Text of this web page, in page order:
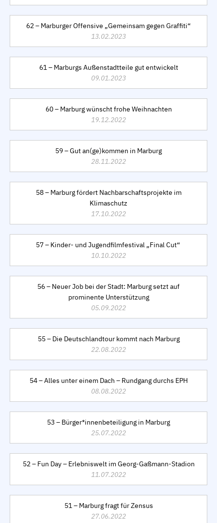
62 – Marburger Offensive „Gemeinsam gegen Graffiti“
13.02.2023
61 – Marburgs Außenstadtteile gut entwickelt
09.01.2023
60 – Marburg wünscht frohe Weihnachten
19.12.2022
59 – Gut an(ge)kommen in Marburg
28.11.2022
58 – Marburg fördert Nachbarschaftsprojekte im
Klimaschutz
17.10.2022
57 – Kinder- und Jugendfilmfestival „Final Cut“
10.10.2022
56 – Neuer Job bei der Stadt: Marburg setzt auf
prominente Unterstützung
05.09.2022
55 – Die Deutschlandtour kommt nach Marburg
22.08.2022
54 – Alles unter einem Dach – Rundgang durchs EPH
08.08.2022
53 – Bürger*innenbeteiligung in Marburg
25.07.2022
52 – Fun Day – Erlebniswelt im Georg-Gaßmann-Stadion
11.07.2022
51 – Marburg fragt für Zensus
27.06.2022